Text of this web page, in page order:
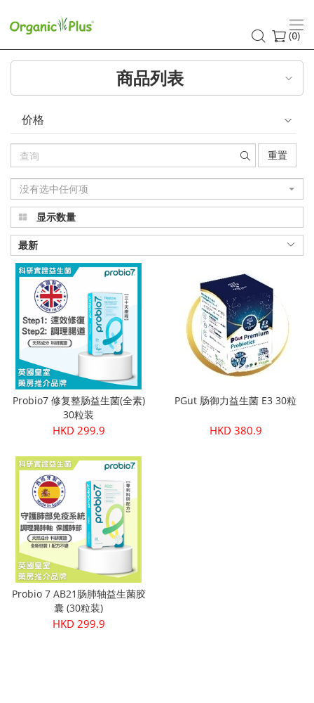
益
生
菌
(0)
商品列表
价格
重置
没有选中任何项
显示数量
最新
Probio7 修复整肠益生菌(全素)
30粒装
HKD 299.9
PGut 肠御力益生菌 E3 30粒
HKD 380.9
Probio 7 AB21肠肺轴益生菌胶
囊 (30粒装)
HKD 299.9